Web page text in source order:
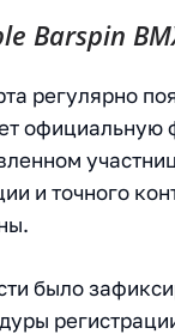
Barspin
регулярно
официальную
и точного
было